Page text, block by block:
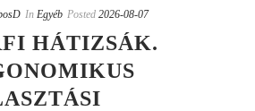
In Egyéb Posted 2026-08-07
HÁTIZSÁK.